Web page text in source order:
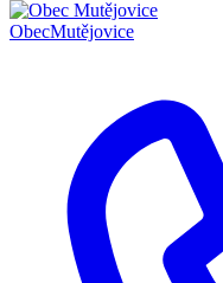
ObecMutějovice